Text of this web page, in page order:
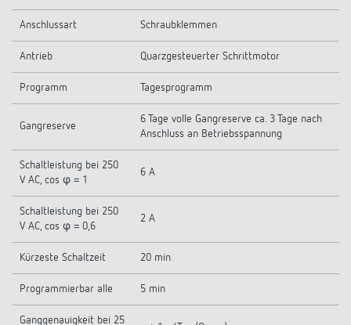
Anschlussart Schraubklemmen
Antrieb Quarzgesteuerter Schrittmotor
Programm Tagesprogramm
Gangreserve
6 Tage volle Gangreserve ca. 3 Tage nach
Anschluss an Betriebsspannung
Schaltleistung bei 250
V AC, cos φ = 1
6 A
Schaltleistung bei 250
V AC, cos φ = 0,6
2 A
Kürzeste Schaltzeit 20 min
Programmierbar alle 5 min
Ganggenauigkeit bei 25